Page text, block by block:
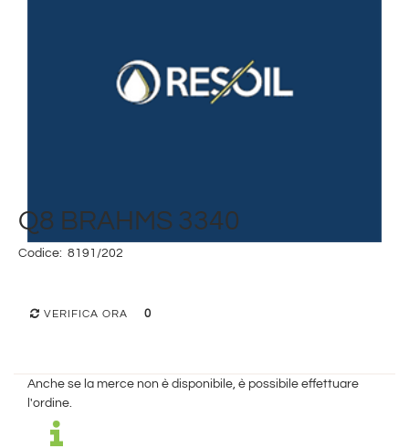
Q8 BRAHMS 3340
Codice: 8191/202
VERIFICA ORA 0
Anche se la merce non è disponibile, è possibile effettuare
l'ordine.